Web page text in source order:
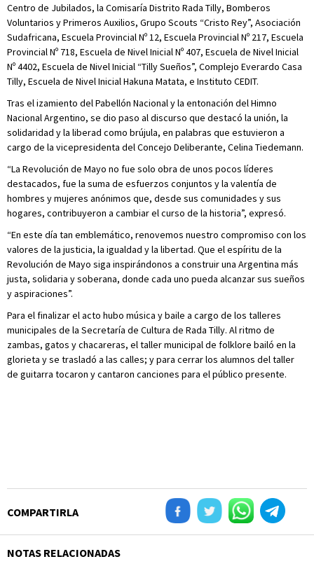
Centro de Jubilados, la Comisaría Distrito Rada Tilly, Bomberos
Voluntarios y Primeros Auxilios, Grupo Scouts “Cristo Rey”, Asociación
Sudafricana, Escuela Provincial Nº 12, Escuela Provincial Nº 217, Escuela
Provincial Nº 718, Escuela de Nivel Inicial Nº 407, Escuela de Nivel Inicial
Nº 4402, Escuela de Nivel Inicial “Tilly Sueños”, Complejo Everardo Casa
Tilly, Escuela de Nivel Inicial Hakuna Matata, e Instituto CEDIT.
Tras el izamiento del Pabellón Nacional y la entonación del Himno
Nacional Argentino, se dio paso al discurso que destacó la unión, la
solidaridad y la liberad como brújula, en palabras que estuvieron a
cargo de la vicepresidenta del Concejo Deliberante, Celina Tiedemann.
“La Revolución de Mayo no fue solo obra de unos pocos líderes
destacados, fue la suma de esfuerzos conjuntos y la valentía de
hombres y mujeres anónimos que, desde sus comunidades y sus
hogares, contribuyeron a cambiar el curso de la historia”, expresó.
“En este día tan emblemático, renovemos nuestro compromiso con los
valores de la justicia, la igualdad y la libertad. Que el espíritu de la
Revolución de Mayo siga inspirándonos a construir una Argentina más
justa, solidaria y soberana, donde cada uno pueda alcanzar sus sueños
y aspiraciones”.
Para el finalizar el acto hubo música y baile a cargo de los talleres
municipales de la Secretaría de Cultura de Rada Tilly. Al ritmo de
zambas, gatos y chacareras, el taller municipal de folklore bailó en la
glorieta y se trasladó a las calles; y para cerrar los alumnos del taller
de guitarra tocaron y cantaron canciones para el público presente.
COMPARTIRLA
NOTAS RELACIONADAS